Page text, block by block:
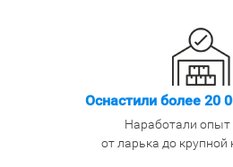
Оснастили более 20
Наработали
от ларька до крупной